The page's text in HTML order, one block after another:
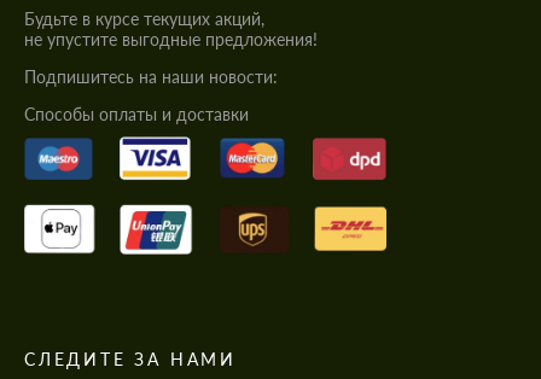
Будьте в курсе текущих акций,
не упустите выгодные предложения!
Подпишитесь на наши новости:
Cпособы оплаты и доставки
СЛЕДИТЕ ЗА НАМИ